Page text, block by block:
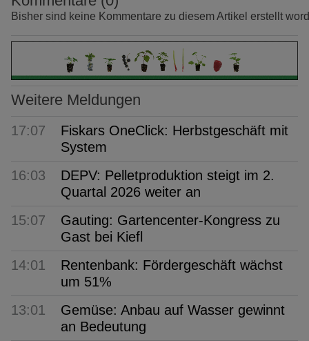
Bisher sind keine Kommentare zu diesem Artikel erstellt
Weitere Meldungen
17:07
Fiskars OneClick: Herbstgeschäft mit
System
16:03
DEPV: Pelletproduktion steigt im 2.
Quartal 2026 weiter an
15:07
Gauting: Gartencenter-Kongress zu
Gast bei Kiefl
14:01
Rentenbank: Fördergeschäft wächst
um 51%
13:01
Gemüse: Anbau auf Wasser gewinnt
an Bedeutung